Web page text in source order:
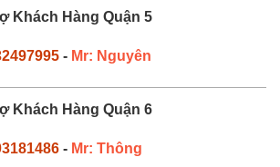
Khách Hàng Quận 5
- Mr: Nguyên
Khách Hàng Quận 6
- Mr: Thông